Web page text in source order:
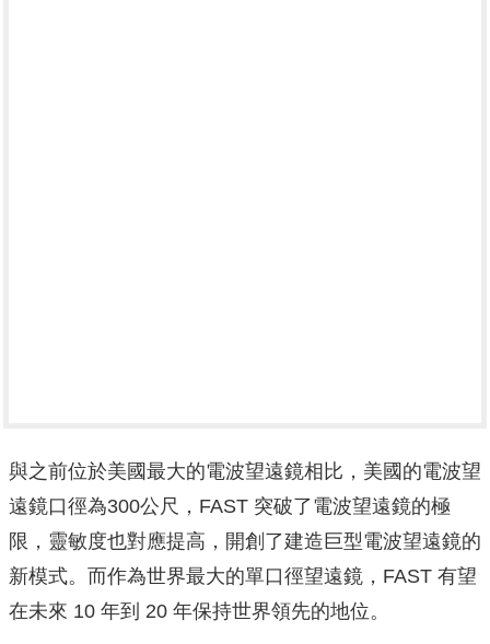
與之前位於美國最大的電波望遠鏡相比，美國的電波望
遠鏡口徑為300公尺，FAST 突破了電波望遠鏡的極
限，靈敏度也對應提高，開創了建造巨型電波望遠鏡的
新模式。而作為世界最大的單口徑望遠鏡，FAST 有望
在未來 10 年到 20 年保持世界領先的地位。